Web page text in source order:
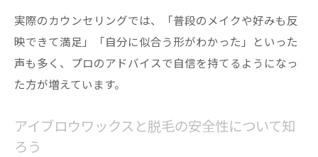
実際のカウンセリングでは、「普段のメイクや好みも反
映できて満足」「自分に似合う形がわかった」といった
声も多く、プロのアドバイスで自信を持てるようになっ
た方が増えています。
アイブロウワックスと脱毛の安全性について知
ろう